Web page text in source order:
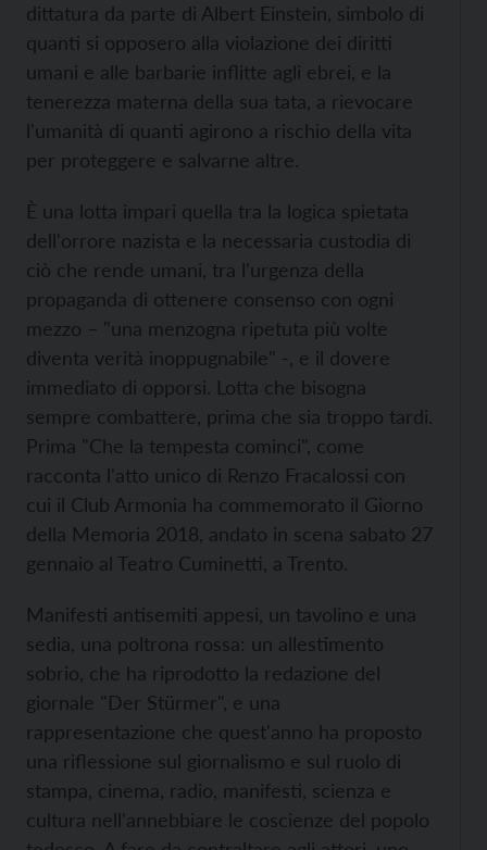
dittatura da parte di Albert Einstein, simbolo di
quanti si opposero alla violazione dei diritti
umani e alle barbarie inflitte agli ebrei, e la
tenerezza materna della sua tata, a rievocare
l'umanità di quanti agirono a rischio della vita
per proteggere e salvarne altre.
È una lotta impari quella tra la logica spietata
dell'orrore nazista e la necessaria custodia di
ciò che rende umani, tra l'urgenza della
propaganda di ottenere consenso con ogni
mezzo – "una menzogna ripetuta più volte
diventa verità inoppugnabile" -, e il dovere
immediato di opporsi. Lotta che bisogna
sempre combattere, prima che sia troppo tardi.
Prima "Che la tempesta cominci", come
racconta l'atto unico di Renzo Fracalossi con
cui il Club Armonia ha commemorato il Giorno
della Memoria 2018, andato in scena sabato 27
gennaio al Teatro Cuminetti, a Trento.
Manifesti antisemiti appesi, un tavolino e una
sedia, una poltrona rossa: un allestimento
sobrio, che ha riprodotto la redazione del
giornale "Der Stürmer", e una
rappresentazione che quest'anno ha proposto
una riflessione sul giornalismo e sul ruolo di
stampa, cinema, radio, manifesti, scienza e
cultura nell'annebbiare le coscienze del popolo